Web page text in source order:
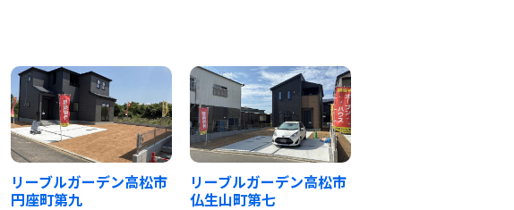
リーブルガーデン高松市
円座町第九
リーブルガーデン高松市
仏生山町第七